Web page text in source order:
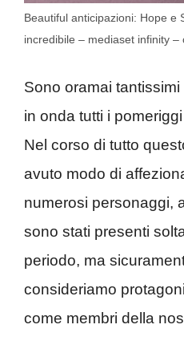
Beautiful anticipazioni: Hope e
incredibile – mediaset infinity –
Sono oramai
in onda tutti i
Nel corso di tutto
avuto modo di
numerosi personaggi,
sono stati presenti
periodo, ma
consideriamo
come membri della